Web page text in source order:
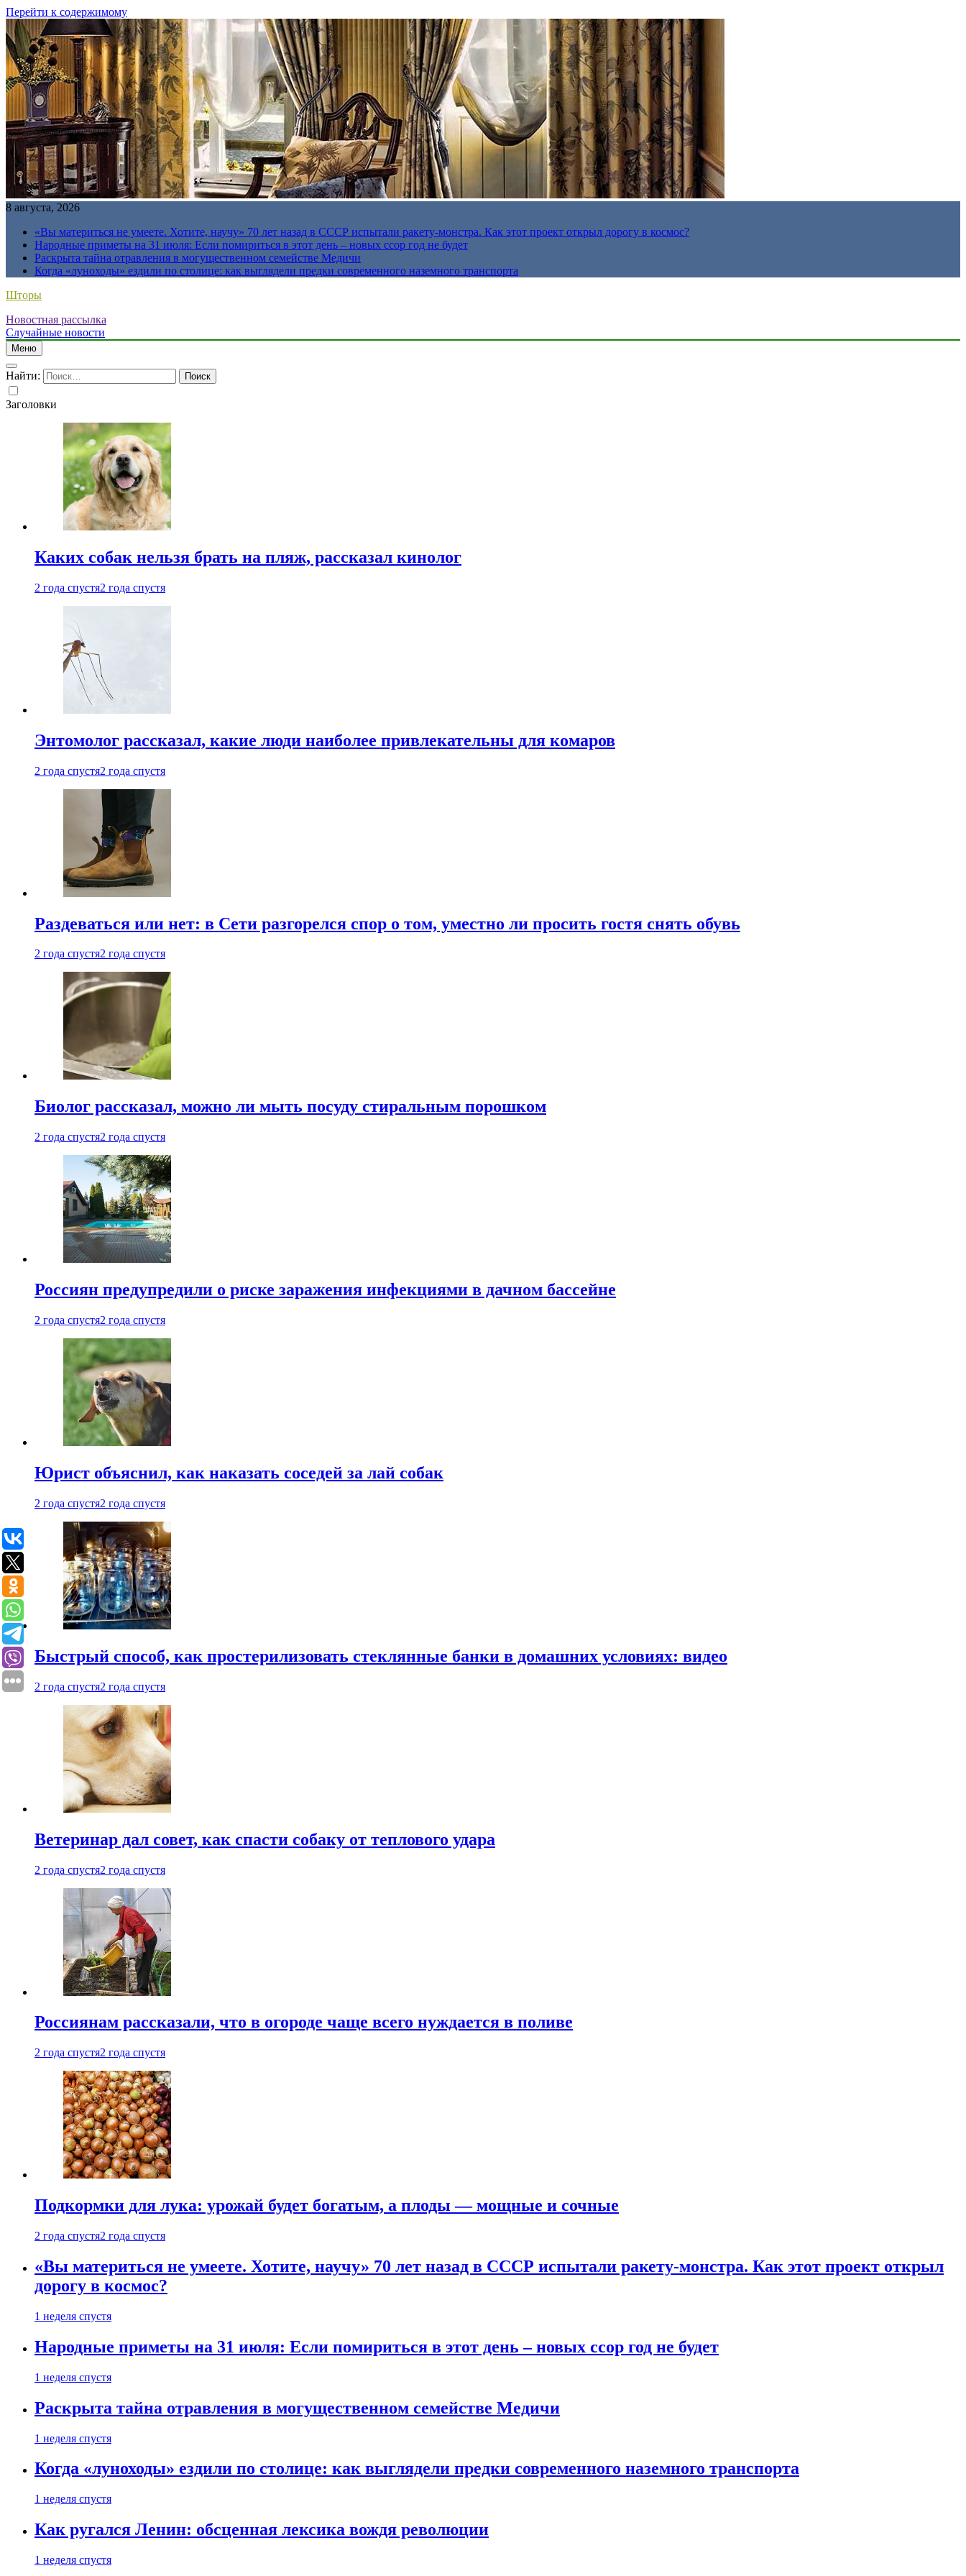
Перейти к содержимому
8 августа, 2026
«Вы материться не умеете. Хотите, научу» 70 лет назад в СССР испытали ракету-монстра. Как этот проект открыл дорогу в космос?
Народные приметы на 31 июля: Если помириться в этот день – новых ссор год не будет
Раскрыта тайна отравления в могущественном семействе Медичи
Когда «луноходы» ездили по столице: как выглядели предки современного наземного транспорта
Шторы
Новостная рассылка
Случайные новости
Меню
Найти:
Заголовки
Каких собак нельзя брать на пляж, рассказал кинолог
2 года спустя2 года спустя
Энтомолог рассказал, какие люди наиболее привлекательны для комаров
2 года спустя2 года спустя
Раздеваться или нет: в Сети разгорелся спор о том, уместно ли просить гостя снять обувь
2 года спустя2 года спустя
Биолог рассказал, можно ли мыть посуду стиральным порошком
2 года спустя2 года спустя
Россиян предупредили о риске заражения инфекциями в дачном бассейне
2 года спустя2 года спустя
Юрист объяснил, как наказать соседей за лай собак
2 года спустя2 года спустя
Быстрый способ, как простерилизовать стеклянные банки в домашних условиях: видео
2 года спустя2 года спустя
Ветеринар дал совет, как спасти собаку от теплового удара
2 года спустя2 года спустя
Россиянам рассказали, что в огороде чаще всего нуждается в поливе
2 года спустя2 года спустя
Подкормки для лука: урожай будет богатым, а плоды — мощные и сочные
2 года спустя2 года спустя
«Вы материться не умеете. Хотите, научу» 70 лет назад в СССР испытали ракету-монстра. Как этот проект открыл
дорогу в космос?
1 неделя спустя
Народные приметы на 31 июля: Если помириться в этот день – новых ссор год не будет
1 неделя спустя
Раскрыта тайна отравления в могущественном семействе Медичи
1 неделя спустя
Когда «луноходы» ездили по столице: как выглядели предки современного наземного транспорта
1 неделя спустя
Как ругался Ленин: обсценная лексика вождя революции
1 неделя спустя